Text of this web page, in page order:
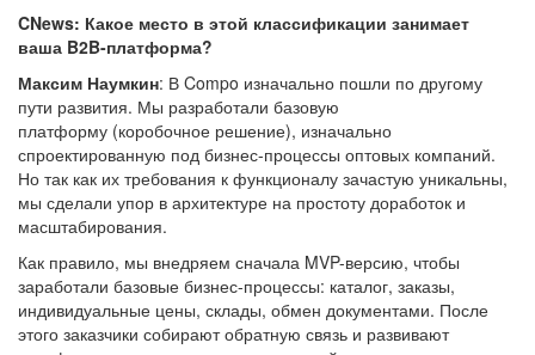
CNews: Какое место в этой классификации занимает
ваша B2B-платформа?
Максим Наумкин: В Compo изначально пошли по другому
пути развития. Мы разработали базовую
платформу (коробочное решение), изначально
спроектированную под бизнес-процессы оптовых компаний.
Но так как их требования к функционалу зачастую уникальны,
мы сделали упор в архитектуре на простоту доработок и
масштабирования.
Как правило, мы внедряем сначала MVP-версию, чтобы
заработали базовые бизнес-процессы: каталог, заказы,
индивидуальные цены, склады, обмен документами. После
этого заказчики собирают обратную связь и развивают